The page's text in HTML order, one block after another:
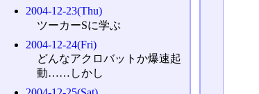
2004-12-23(Thu)
ツーカーSに学ぶ
2004-12-24(Fri)
どんなアクロバットか爆速起
動……しかし